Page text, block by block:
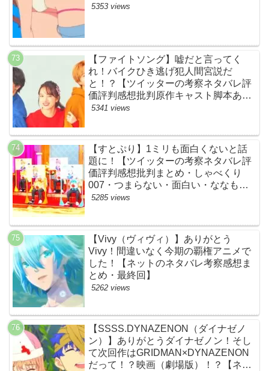
5353 views
【ファイトソング】嘘だと言ってく
れ！バイクひき逃げ犯人間宮説だ
と！？【ツイッターの考察ネタバレ評
価評判感想批判原作キャスト脚本あら
すじ伏線まとめ犯人黒幕・ドラマ・交
5341 views
【すとぷり】1ミリも面白くないと話
題に！【ツイッターの考察ネタバレ評
価評判感想批判まとめ・しゃべくり
007・つまらない・面白い・ななも
り。・ジェル・さとみ・ころん・るぅ
5285 views
【Vivy（ヴィヴィ）】ありがとう
Vivy！間違いなく今期の覇権アニメで
した！【ネットのネタバレ考察感想ま
とめ・最終回】
5262 views
【SSSS.DYNAZENON（ダイナゼノ
ン）】ありがとうダイナゼノン！そし
て次回作はGRIDMAN×DYNAZENON
だって！？映画（劇場版）！？【ネッ